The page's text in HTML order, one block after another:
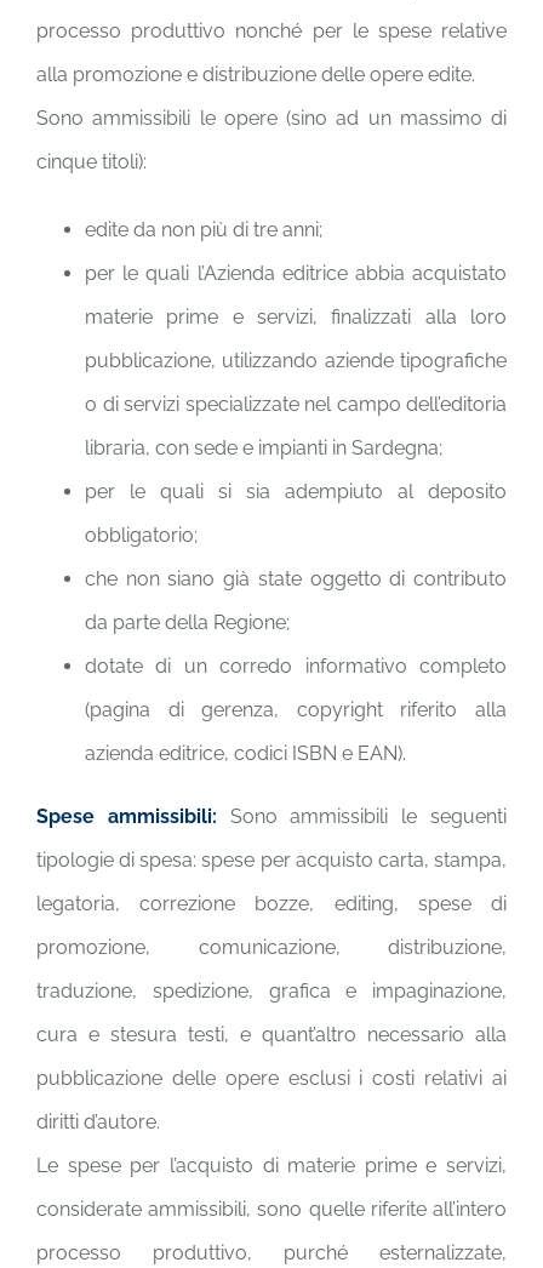
processo produttivo nonché per le spese relative
alla promozione e distribuzione delle opere edite.
Sono ammissibili le opere (sino ad un massimo di
cinque titoli):
edite da non più di tre anni;
per le quali l’Azienda editrice abbia acquistato
materie prime e servizi, finalizzati alla loro
pubblicazione, utilizzando aziende tipografiche
o di servizi specializzate nel campo dell’editoria
libraria, con sede e impianti in Sardegna;
per le quali si sia adempiuto al deposito
obbligatorio;
che non siano già state oggetto di contributo
da parte della Regione;
dotate di un corredo informativo completo
(pagina di gerenza, copyright riferito alla
azienda editrice, codici ISBN e EAN).
Spese ammissibili: Sono ammissibili le seguenti
tipologie di spesa: spese per acquisto carta, stampa,
legatoria, correzione bozze, editing, spese di
promozione, comunicazione, distribuzione,
traduzione, spedizione, grafica e impaginazione,
cura e stesura testi, e quant’altro necessario alla
pubblicazione delle opere esclusi i costi relativi ai
diritti d’autore.
Le spese per l’acquisto di materie prime e servizi,
considerate ammissibili, sono quelle riferite all’intero
processo produttivo, purché esternalizzate,